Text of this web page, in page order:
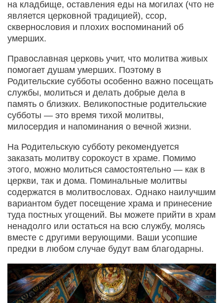
на кладбище, оставления еды на могилах (что не
является церковной традицией), ссор,
сквернословия и плохих воспоминаний об
умерших.
Православная церковь учит, что молитва живых
помогает душам умерших. Поэтому в
Родительские субботы особенно важно посещать
службы, молиться и делать добрые дела в
память о близких. Великопостные родительские
субботы — это время тихой молитвы,
милосердия и напоминания о вечной жизни.
На Родительскую субботу рекомендуется
заказать молитву сорокоуст в храме. Помимо
этого, можно молиться самостоятельно — как в
церкви, так и дома. Поминальные молитвы
содержатся в молитвословах. Однако наилучшим
вариантом будет посещение храма и принесение
туда постных угощений. Вы можете прийти в храм
ненадолго или остаться на всю службу, молясь
вместе с другими верующими. Ваши усопшие
предки в любом случае будут вам благодарны.